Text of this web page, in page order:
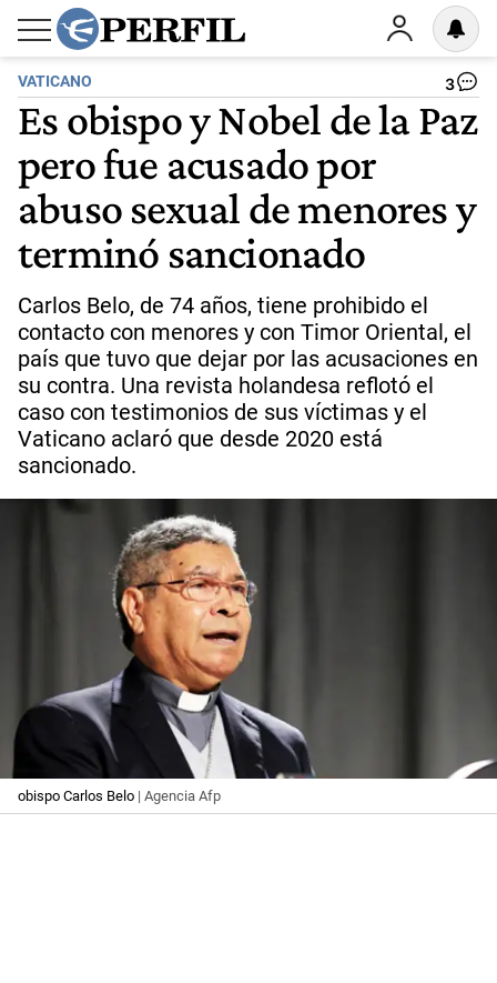
VATICANO 3
Es obispo y Nobel de la Paz
pero fue acusado por
abuso sexual de menores y
terminó sancionado
Carlos Belo, de 74 años, tiene prohibido el
contacto con menores y con Timor Oriental, el
país que tuvo que dejar por las acusaciones en
su contra. Una revista holandesa reflotó el
caso con testimonios de sus víctimas y el
Vaticano aclaró que desde 2020 está
sancionado.
obispo Carlos Belo | Agencia Afp